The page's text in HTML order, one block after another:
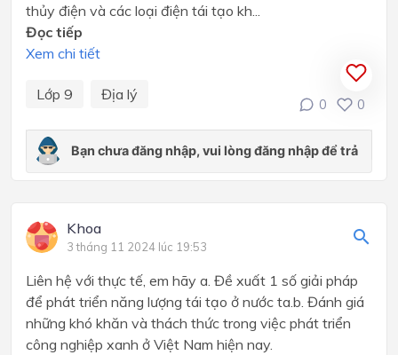
thủy điện và các loại điện tái tạo kh...
Đọc tiếp
Xem chi tiết
Lớp 9 Địa lý
0 0
Khoa
3 tháng 11 2024 lúc 19:53
Liên hệ với thực tế, em hãy a. Đề xuất 1 số giải pháp
để phát triển năng lượng tái tạo ở nước ta.b. Đánh giá
những khó khăn và thách thức trong việc phát triển
công nghiệp xanh ở Việt Nam hiện nay.